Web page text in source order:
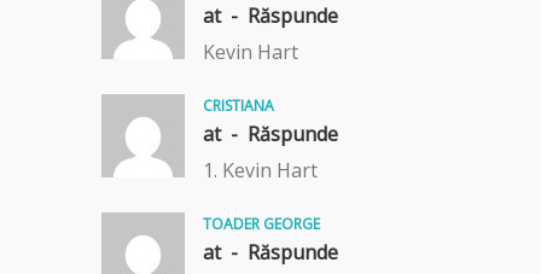
at - Răspunde
Kevin Hart
CRISTIANA
at - Răspunde
1. Kevin Hart
TOADER GEORGE
at - Răspunde